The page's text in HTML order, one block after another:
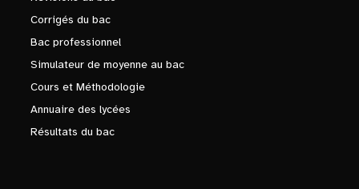
Corrigés du bac
Bac professionnel
Simulateur de moyenne au bac
Cours et Méthodologie
Annuaire des lycées
Résultats du bac